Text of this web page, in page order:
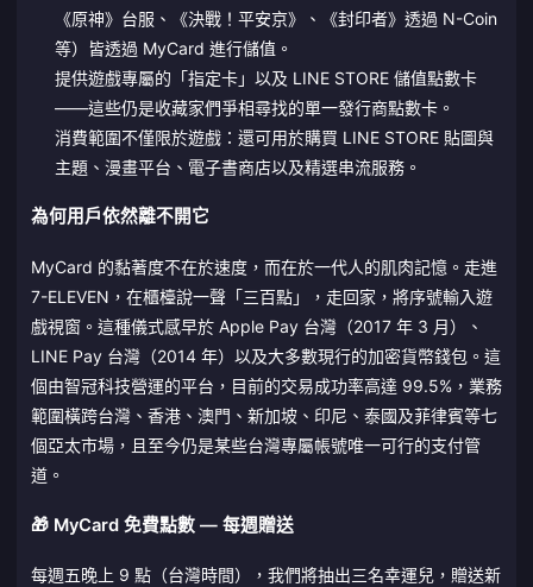
《原神》台服、《決戰！平安京》、《封印者》透過 N-Coin
等）皆透過 MyCard 進行儲值。
提供遊戲專屬的「指定卡」以及 LINE STORE 儲值點數卡
——這些仍是收藏家們爭相尋找的單一發行商點數卡。
消費範圍不僅限於遊戲：還可用於購買 LINE STORE 貼圖與
主題、漫畫平台、電子書商店以及精選串流服務。
為何用戶依然離不開它
MyCard 的黏著度不在於速度，而在於一代人的肌肉記憶。走進
7-ELEVEN，在櫃檯說一聲「三百點」，走回家，將序號輸入遊
戲視窗。這種儀式感早於 Apple Pay 台灣（2017 年 3 月）、
LINE Pay 台灣（2014 年）以及大多數現行的加密貨幣錢包。這
個由智冠科技營運的平台，目前的交易成功率高達 99.5%，業務
範圍橫跨台灣、香港、澳門、新加坡、印尼、泰國及菲律賓等七
個亞太市場，且至今仍是某些台灣專屬帳號唯一可行的支付管
道。
🎁 MyCard 免費點數 — 每週贈送
每週五晚上 9 點（台灣時間），我們將抽出三名幸運兒，贈送新